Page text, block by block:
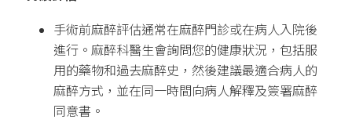
手術前麻醉評估通常在麻醉門診或在病人入院後
進行。麻醉科醫生會詢問您的健康狀況，包括服
用的藥物和過去麻醉史，然後建議最適合病人的
麻醉方式，並在同一時間向病人解釋及簽署麻醉
同意書。